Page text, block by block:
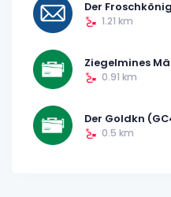
Der
1.21 km
Ziegelmines
0.91 km
Der Goldkn
0.5 km